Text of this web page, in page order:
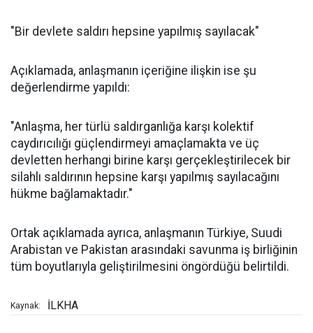
"Bir devlete saldırı hepsine yapılmış sayılacak"
Açıklamada, anlaşmanın içeriğine ilişkin ise şu
değerlendirme yapıldı:
"Anlaşma, her türlü saldırganlığa karşı kolektif
caydırıcılığı güçlendirmeyi amaçlamakta ve üç
devletten herhangi birine karşı gerçekleştirilecek bir
silahlı saldırının hepsine karşı yapılmış sayılacağını
hükme bağlamaktadır."
Ortak açıklamada ayrıca, anlaşmanın Türkiye, Suudi
Arabistan ve Pakistan arasındaki savunma iş birliğinin
tüm boyutlarıyla geliştirilmesini öngördüğü belirtildi.
Kaynak: İLKHA